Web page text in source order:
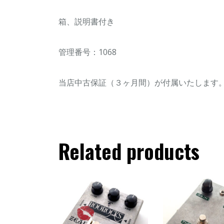
箱、説明書付き
管理番号：1068
当店中古保証（３ヶ月間）が付属いたします
Related products